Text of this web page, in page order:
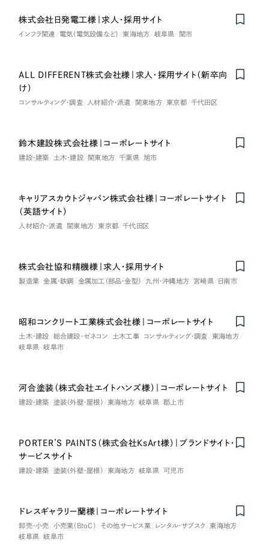
全国1,400社以上の支援実績の中から実績の
一部をご紹介します
すべて （624件）
コーポレート・企業サイト
ECサイト（オンラインショップ）
キャンペーン・プロモーションサイト （12件）
ブランディング（ロゴ・印刷物）
教育
インフラ関連
広告・メディア・放送
不動産
金融・保険業
物流・運送
人材サービス
色
ホワイト・白色
ベージュ・茶色
株式会社日発電工様｜求人・採用サイト
インフラ関連 電気（電気設備など） 東海地方 岐阜県 関市
ALL DIFFERENT株式会社様｜求人・採用サイト（新卒向
け）
コンサルティング・調査 人材紹介・派遣 関東地方 東京都 千代田区
Nominee
鈴木建設株式会社様｜コーポレートサイト
建設・建築 土木・建設 関東地方 千葉県 旭市
キャリアスカウトジャパン株式会社様｜コーポレートサイト
（英語サイト）
人材紹介・派遣 関東地方 東京都 千代田区
株式会社協和精機様｜求人・採用サイト
製造業 金属・鉄鋼 金属加工（部品・金型） 九州・沖縄地方 宮崎県 日南市
昭和コンクリート工業株式会社様｜コーポレートサイト
土木・建設 総合建設・ゼネコン 土木工事 コンサルティング・調査
東海地方
岐阜県
岐阜市
河合塗装（株式会社エイトハンズ様）｜コーポレートサイト
建設・建築 塗装（外壁・屋根） 東海地方 岐阜県 郡上市
Honorabl
e
Ment
i
on
PORTER’S PAINTS（株式会社KsArt様）｜ブランドサイト・
サービスサイト
建設・建築 塗装（外壁・屋根） 東海地方 岐阜県 可児市
ドレスギャラリー蘭様｜コーポレートサイト
卸売・小売 小売業（BtoC） その他サービス業 レンタル・サブスク
東海地方
岐阜県
岐阜市